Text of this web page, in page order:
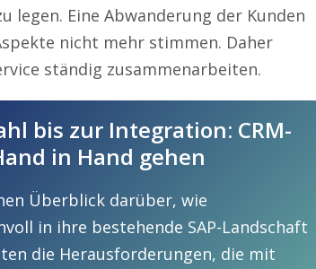
legen. Eine Abwanderung der Kunden
nicht mehr stimmen. Daher
ständig zusammenarbeiten.
bis zur Integration: CRM-
in Hand gehen
Überblick darüber, wie
in ihre bestehende SAP-Landschaft
die Herausforderungen, die mit